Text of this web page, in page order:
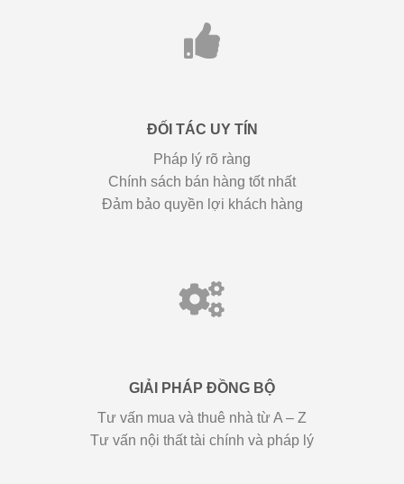
ĐỐI TÁC UY TÍN
Pháp lý rõ ràng
Chính sách bán hàng tốt nhất
Đảm bảo quyền lợi khách hàng
GIẢI PHÁP ĐỒNG BỘ
Tư vấn mua và thuê nhà từ A – Z
Tư vấn nội thất tài chính và pháp lý